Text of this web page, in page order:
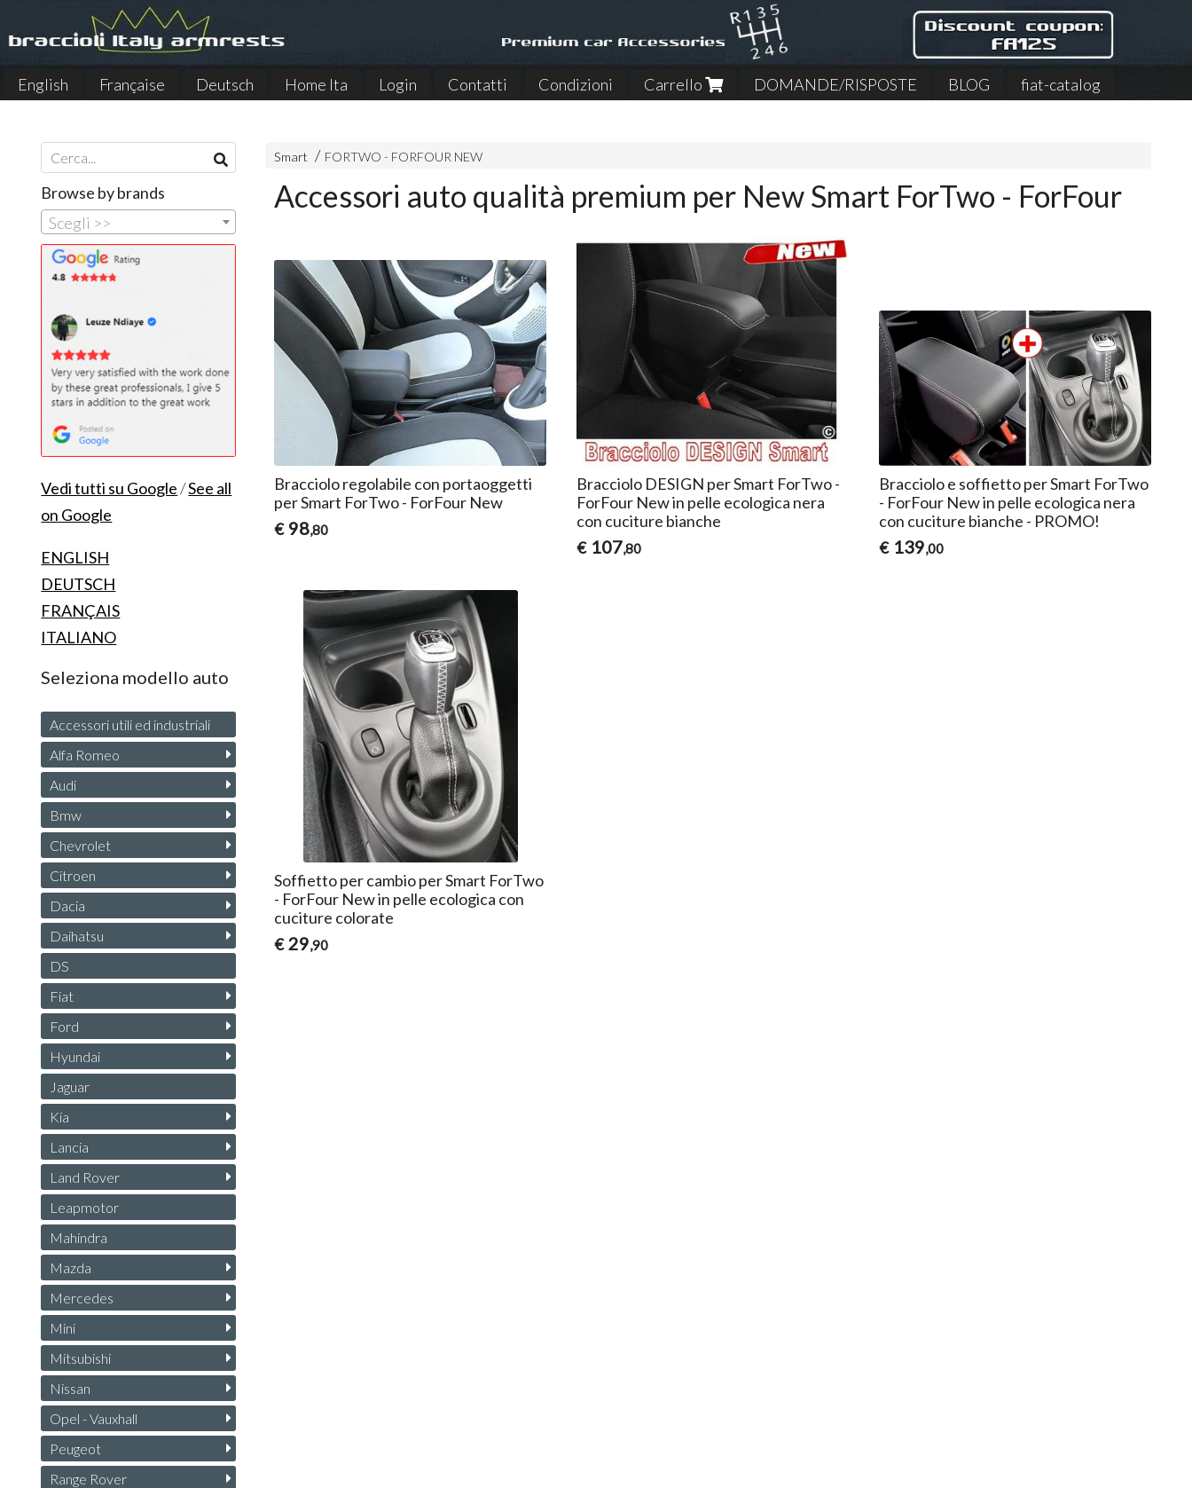
English Française Deutsch Home Ita Login Contatti Condizioni Carrello DOMANDE/RISPOSTE BLOG
fiat-catalog
Smart FORTWO - FORFOUR NEW
Accessori auto qualità premium per New Smart ForTwo - ForFour
Bracciolo regolabile con portaoggetti
per Smart ForTwo - ForFour New
€ 98,80
Bracciolo DESIGN per Smart ForTwo -
ForFour New in pelle ecologica nera
con cuciture bianche
€ 107,80
Bracciolo e soffietto per Smart ForTwo
- ForFour New in pelle ecologica nera
con cuciture bianche - PROMO!
€ 139,00
Soffietto per cambio per Smart ForTwo
- ForFour New in pelle ecologica con
cuciture colorate
€ 29,90
Browse by brands
Scegli >>
Vedi tutti su Google/See all
on Google
ENGLISH
DEUTSCH
FRANÇAIS
ITALIANO
Seleziona modello auto
Accessori utili ed industriali
Alfa Romeo
Audi
Bmw
Chevrolet
Citroen
Dacia
Daihatsu
DS
Fiat
Ford
Hyundai
Jaguar
Kia
Lancia
Land Rover
Leapmotor
Mahindra
Mazda
Mercedes
Mini
Mitsubishi
Nissan
Opel - Vauxhall
Peugeot
Range Rover